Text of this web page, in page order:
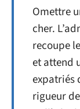
Omettre
cher.
recoupe
et attend
expatriés
rigueur